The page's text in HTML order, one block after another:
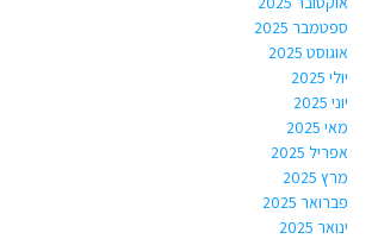
ספטמבר 2025
אוגוסט 2025
יולי 2025
יוני 2025
מאי 2025
אפריל 2025
מרץ 2025
פברואר 2025
ינואר 2025